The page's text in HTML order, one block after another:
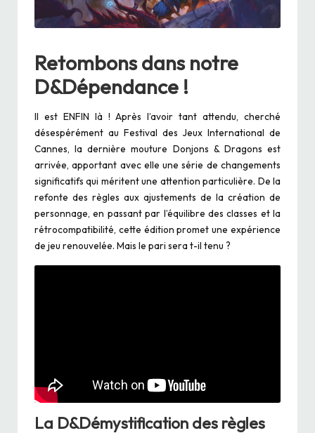
Retombons dans notre
D&Dépendance !
Il est ENFIN là ! Après l’avoir tant attendu, cherché
désespérément au Festival des Jeux International de
Cannes, la dernière mouture Donjons & Dragons est
arrivée, apportant avec elle une série de changements
significatifs qui méritent une attention particulière. De la
refonte des règles aux ajustements de la création de
personnage, en passant par l’équilibre des classes et la
rétrocompatibilité, cette édition promet une expérience
de jeu renouvelée. Mais le pari sera t-il tenu ?
La D&Démystification des règles